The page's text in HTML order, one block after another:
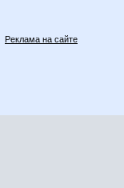
Реклама на сайте